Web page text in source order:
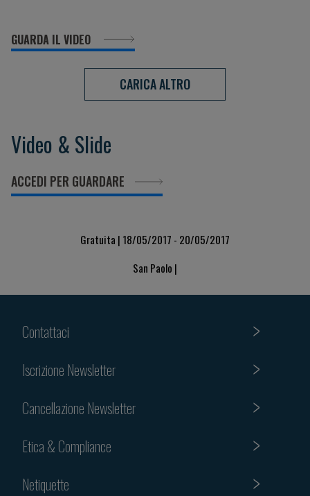
GUARDA IL VIDEO
CARICA ALTRO
Video & Slide
ACCEDI PER GUARDARE
Gratuita | 18/05/2017 - 20/05/2017
San Paolo |
Contattaci
Iscrizione Newsletter
Cancellazione Newsletter
Etica & Compliance
Netiquette